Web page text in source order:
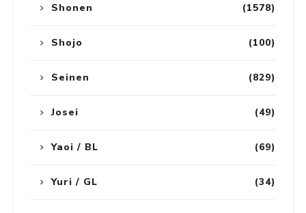
(1578)
Shonen
(100)
Shojo
(829)
Seinen
(49)
Josei
(69)
Yaoi / BL
(34)
Yuri / GL